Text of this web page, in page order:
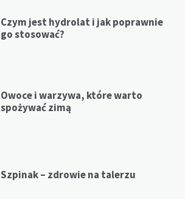
Czym jest hydrolat i jak poprawnie
go stosować?
Owoce i warzywa, które warto
spożywać zimą
Szpinak – zdrowie na talerzu